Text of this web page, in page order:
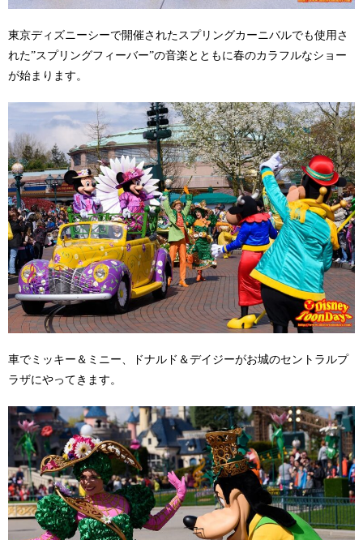
東京ディズニーシーで開催されたスプリングカーニバルでも使用さ
れた”スプリングフィーバー”の音楽とともに春のカラフルなショー
が始まります。
車でミッキー＆ミニー、ドナルド＆デイジーがお城のセントラルプ
ラザにやってきます。